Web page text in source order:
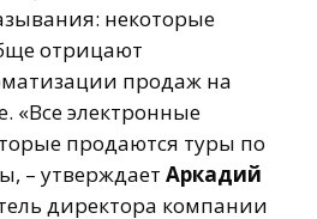
некоторые
отрицают
продаж на
«Все электронные
продаются туры по
– утверждает Аркадий
директора компании